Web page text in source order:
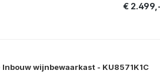
€
Inbouw wijnbewaarkast - KU8571K1C